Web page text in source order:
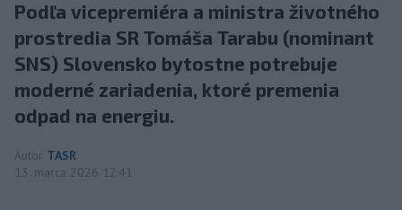
Podľa vicepremiéra a ministra životného
prostredia SR Tomáša Tarabu (nominant
SNS) Slovensko bytostne potrebuje
moderné zariadenia, ktoré premenia
odpad na energiu.
Autor TASR
13. marca 2026 12:41